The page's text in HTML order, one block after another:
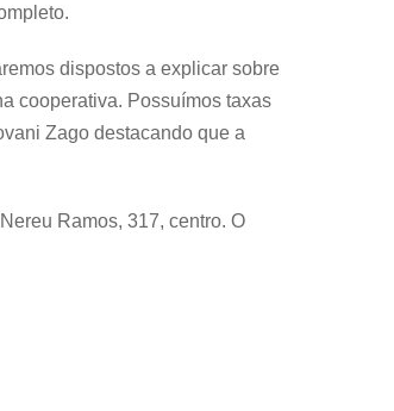
dispostos a explicar sobre
cooperativa. Possuímos taxas
Zago destacando que a
Ramos, 317, centro. O